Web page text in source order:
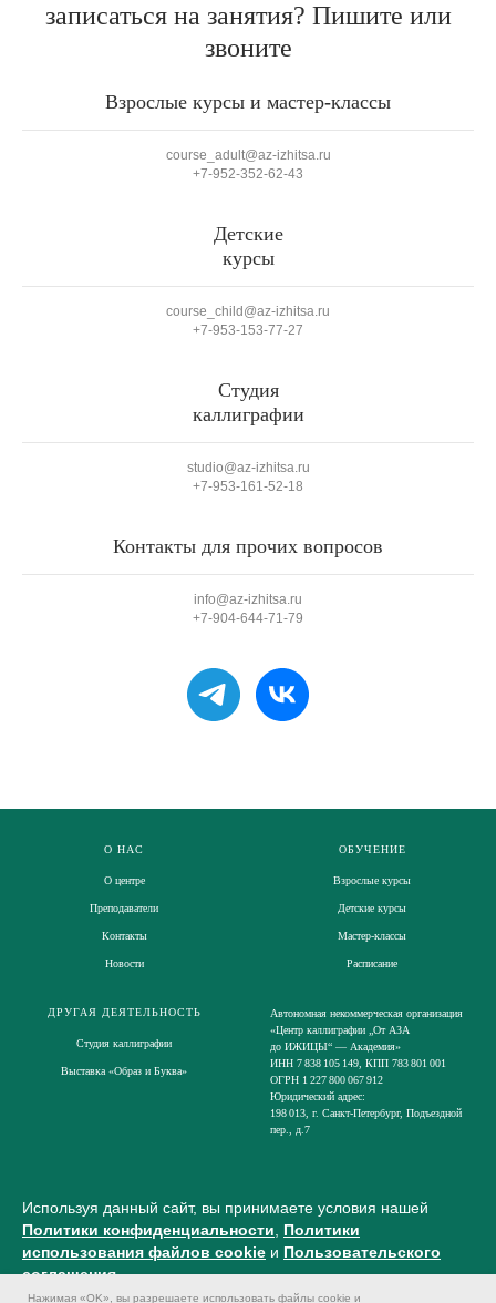
записаться на занятия? Пишите или
звоните
Взрослые курсы и мастер‑классы
course_adult@az-izhitsa.ru
+7‑952‑352‑62‑43
Детские
курсы
course_child@az‑izhitsa.ru
+7‑953‑153‑77‑27
Студия
каллиграфии
studio@az‑izhitsa.ru
+7‑953‑161‑52‑18
Контакты для прочих вопросов
info@az‑izhitsa.ru
+7‑904‑644‑71‑79
О НАС
О центре
Преподаватели
Контакты
Новости
ОБУЧЕНИЕ
Взрослые курсы
Детские курсы
Мастер-классы
Расписание
ДРУГАЯ ДЕЯТЕЛЬНОСТЬ
Студия каллиграфии
Выставка «Образ и Буква»
Автономная некоммерческая организация
«Центр каллиграфии „От АЗА
до ИЖИЦЫ“ — Академия»
ИНН 7 838 105 149, КПП 783 801 001
ОГРН 1 227 800 067 912
Юридический адрес:
198 013, г. Санкт-Петербург, Подъездной
пер., д.7
Используя данный сайт, вы принимаете условия нашей
Политики конфиденциальности
Политики
использования файлов cookie и Пользовательского
соглашения.
Нажимая «OK», вы разрешаете использовать файлы cookie и